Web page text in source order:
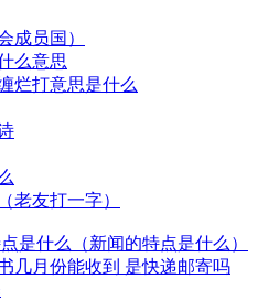
成员国）
么意思
烂打意思是什么
老友打一字）
是什么（新闻的特点是什么）
几月份能收到 是快递邮寄吗